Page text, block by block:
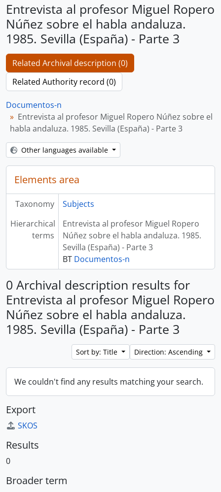
Entrevista al profesor Miguel Ropero
Núñez sobre el habla andaluza.
1985. Sevilla (España) - Parte 3
Related Archival description (0)
Related Authority record (0)
Documentos-n
Entrevista al profesor Miguel Ropero Núñez sobre el
habla andaluza. 1985. Sevilla (España) - Parte 3
Other languages available
Elements area
Taxonomy
Subjects
Hierarchical
terms
Entrevista al profesor Miguel Ropero
Núñez sobre el habla andaluza. 1985.
Sevilla (España) - Parte 3
BT Documentos-n
0 Archival description results for
Entrevista al profesor Miguel Ropero
Núñez sobre el habla andaluza.
1985. Sevilla (España) - Parte 3
Sort by: Title Direction: Ascending
We couldn't find any results matching your search.
Export
SKOS
Results
0
Broader term